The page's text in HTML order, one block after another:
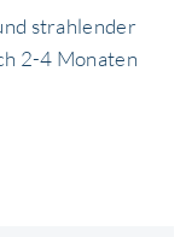
strahlender
2-4 Monaten